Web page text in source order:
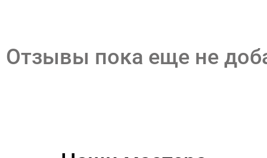
Отзывы пока еще не